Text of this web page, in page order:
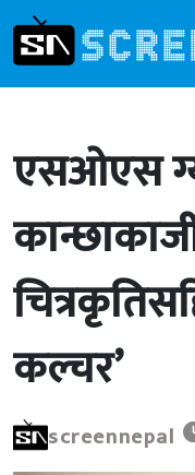
एसओएस
कल्चर’
screennepal